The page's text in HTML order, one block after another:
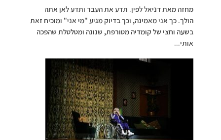
מחזה מאת דניאל לפין. תדע את העבר ותדע לאן אתה
הולך. כך אני מאמינה, וכך בדיוק מגיע "מי אני" ומוכיח זאת
בשעה וחצי של קומדיה מטורפת, שנונה ומטלטלת שהפכה
אותי...